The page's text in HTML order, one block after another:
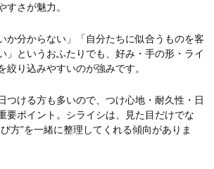
すさが魅力。
か分からない」「自分たちに似合うものを客
」というおふたりでも、好み・手の形・ライ
絞り込みやすいのが強みです。
つける方も多いので、つけ心地・耐久性・日
要ポイント。シライシは、見た目だけでな
方”を一緒に整理してくれる傾向がありま